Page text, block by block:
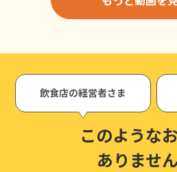
飲食店の経営者さま
このような
ありませ